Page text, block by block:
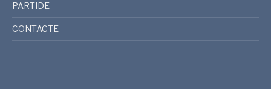
PARTIDE
CONTACTE